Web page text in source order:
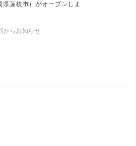
県藤枝市）がオープンしま
からお知らせ